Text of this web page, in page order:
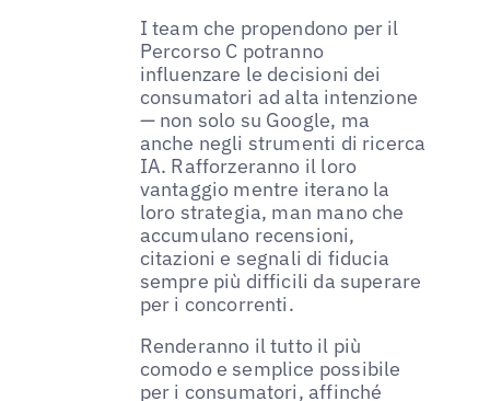
I team che propendono per il
Percorso C potranno
influenzare le decisioni dei
consumatori ad alta intenzione
— non solo su Google, ma
anche negli strumenti di ricerca
IA. Rafforzeranno il loro
vantaggio mentre iterano la
loro strategia, man mano che
accumulano recensioni,
citazioni e segnali di fiducia
sempre più difficili da superare
per i concorrenti.
Renderanno il tutto il più
comodo e semplice possibile
per i consumatori, affinché